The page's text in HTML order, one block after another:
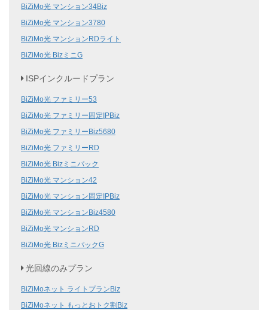
BiZiMo光 マンション34Biz
BiZiMo光 マンション3780
BiZiMo光 マンションRDライト
BiZiMo光 BizミニG
ISPインクルードプラン
BiZiMo光 ファミリー53
BiZiMo光 ファミリー固定IPBiz
BiZiMo光 ファミリーBiz5680
BiZiMo光 ファミリーRD
BiZiMo光 Bizミニパック
BiZiMo光 マンション42
BiZiMo光 マンション固定IPBiz
BiZiMo光 マンションBiz4580
BiZiMo光 マンションRD
BiZiMo光 BizミニパックG
光回線のみプラン
BiZiMoネット ライトプランBiz
BiZiMoネット もっとおトク割Biz